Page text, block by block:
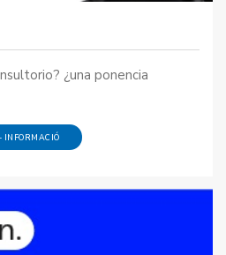
¿una ponencia
INFORMACIÓ